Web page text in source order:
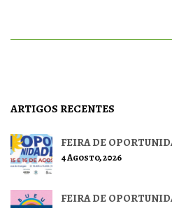
ARTIGOS RECENTES
FEIRA DE
4 Agosto, 2026
FEIRA DE